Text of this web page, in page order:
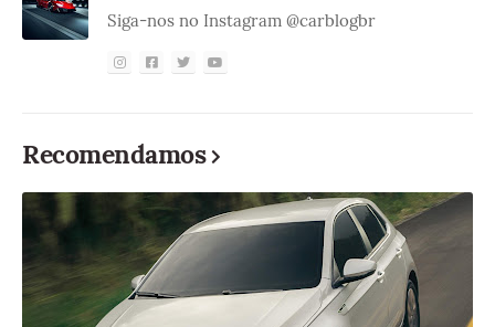
Siga-nos no Instagram @carblogbr
Recomendamos